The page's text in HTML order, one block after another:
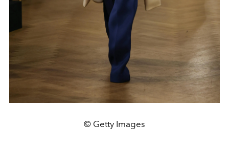
© Getty Images